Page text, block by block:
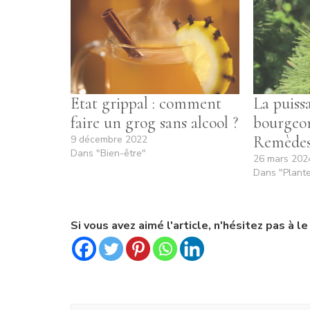
Etat grippal : comment
faire un grog sans alcool ?
9 décembre 2022
Dans "Bien-être"
La
26 mars
Dans
Si vous avez aimé l'article, n'hésitez pas à